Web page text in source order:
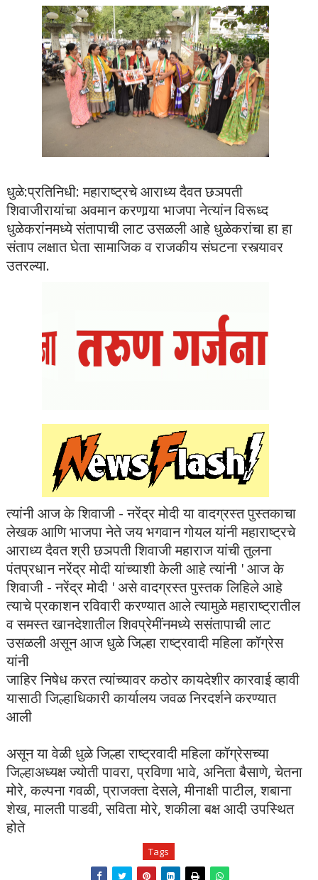
धुळे:प्रतिनिधी: महाराष्ट्रचे आराध्य दैवत छञपती
शिवाजीरायांचा अवमान करणार्‍या भाजपा नेत्यांन विरूध्द
धुळेकरांनमध्ये संतापाची लाट उसळली आहे धुळेकरांचा हा हा
संताप लक्षात घेता सामाजिक व राजकीय संघटना रस्त्यावर
उतरल्या.
त्यांनी आज के शिवाजी - नरेंद्र मोदी या वादग्रस्त पुस्तकाचा
लेखक आणि भाजपा नेते जय भगवान गोयल यांनी महाराष्ट्रचे
आराध्य दैवत श्री छञपती शिवाजी महाराज यांची तुलना
पंतप्रधान नरेंद्र मोदी यांच्याशी केली आहे त्यांनी ' आज के
शिवाजी - नरेंद्र मोदी ' असे वादग्रस्त पुस्तक लिहिले आहे
त्याचे प्रकाशन रविवारी करण्यात आले त्यामुळे महाराष्ट्रातील
व समस्त खानदेशातील शिवप्रेमींनमध्ये ससंतापाची लाट
उसळली असून आज धुळे जिल्हा राष्ट्रवादी महिला कॉग्रेस
यांनी
जाहिर निषेध करत त्यांच्यावर कठोर कायदेशीर कारवाई व्हावी
यासाठी जिल्हाधिकारी कार्यालय जवळ निरदर्शने करण्यात
आली
असून या वेळी धुळे जिल्हा राष्ट्रवादी महिला कॉग्रेसच्या
जिल्हाअध्यक्ष ज्योती पावरा, प्रविणा भावे, अनिता बैसाणे, चेतना
मोरे, कल्पना गवळी, प्राजक्ता देसले, मीनाक्षी पाटील, शबाना
शेख, मालती पाडवी, सविता मोरे, शकीला बक्ष आदी उपस्थित
होते
Tags